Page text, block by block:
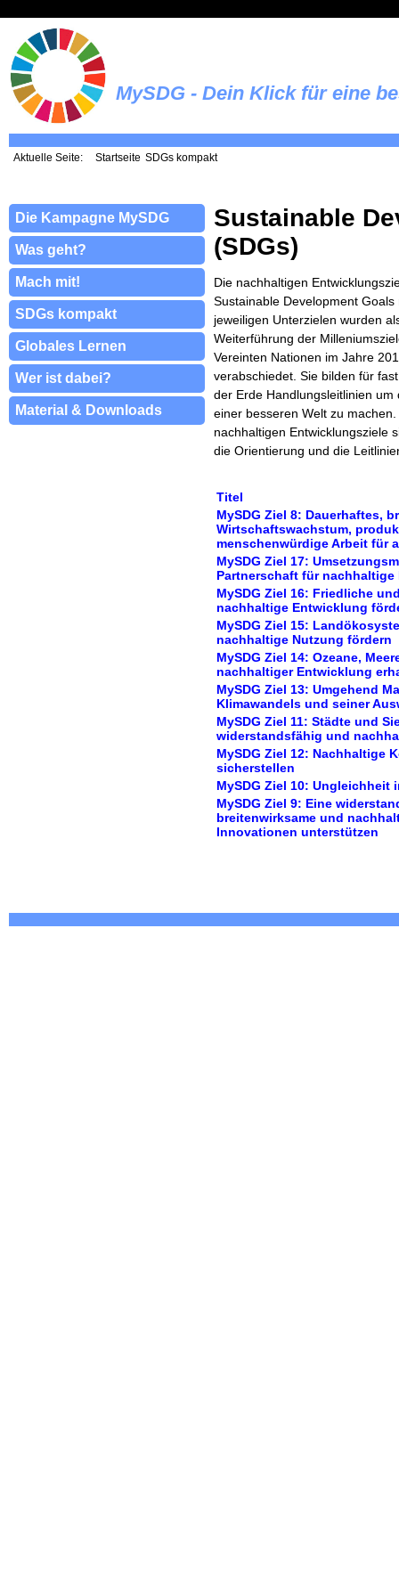
MySDG - Dein Klick für eine
Aktuelle Seite: Startseite SDGs kompakt
Die Kampagne MySDG
Was geht?
Mach mit!
SDGs kompakt
Globales Lernen
Wer ist dabei?
Material & Downloads
Sustainable
(SDGs)
Die nachhaltigen
Sustainable Development Goals
jeweiligen Unterzielen wurden
Weiterführung der
Vereinten Nationen im Jahre
verabschiedet. Sie bilden für
der Erde Handlungsleitlinien um
einer besseren Welt zu machen.
nachhaltigen Entwicklungsziele
die Orientierung und die
Titel
MySDG Ziel 8: Dauerhaftes,
Wirtschaftswachstum,
menschenwürdige Arbeit für
MySDG Ziel 17:
Partnerschaft für
MySDG Ziel 16: Friedliche
nachhaltige Entwicklung
MySDG Ziel 15:
nachhaltige Nutzung fördern
MySDG Ziel 14: Ozeane,
nachhaltiger Entwicklung
MySDG Ziel 13: Umgehend
Klimawandels und seiner
MySDG Ziel 11: Städte und
widerstandsfähig und
MySDG Ziel 12: Nachhaltige
sicherstellen
MySDG Ziel 10:
MySDG Ziel 9: Eine
breitenwirksame und
Innovationen unterstützen